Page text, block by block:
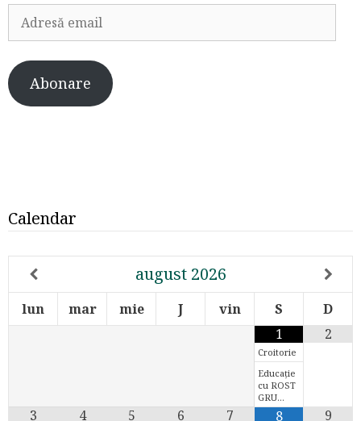
Adresă
email
Abonare
Calendar
august 2026
lun mar mie J vin S
D
1
Croitorie
Educație
cu ROST
GRU…
2
3 4 5 6 7 8 9